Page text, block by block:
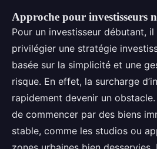
Approche pour investisseurs
Pour un investisseur débutant,
privilégier une stratégie
basée sur la simplicité et une
risque. En effet, la surcharge
rapidement devenir un
de commencer par des biens
stable, comme les studios ou